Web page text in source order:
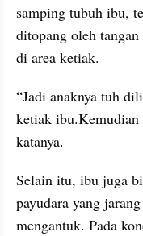
samping tubuh ibu,
ditopang oleh
di area ketiak.
“Jadi anaknya tuh
ketiak ibu.Kemudian
katanya.
Selain itu, ibu juga
payudara yang
mengantuk. Pada